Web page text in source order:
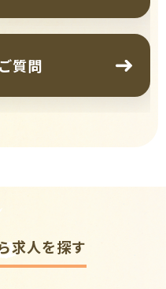
質問
求人を探す